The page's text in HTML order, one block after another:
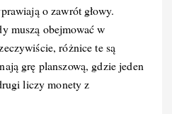
o zawrót głowy.
muszą obejmować w
różnice te są
grę planszową, gdzie jeden
liczy monety z